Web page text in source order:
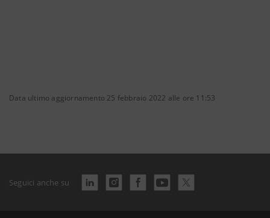
Data ultimo aggiornamento 25 febbraio 2022 alle ore 11:53
Seguici anche su